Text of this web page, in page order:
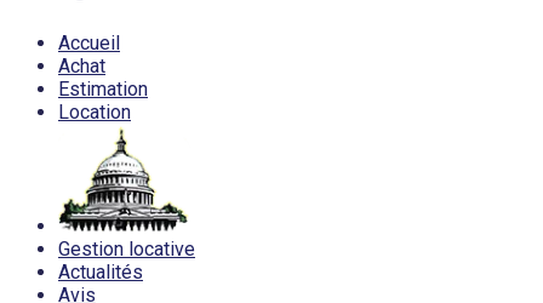
Accueil
Achat
Estimation
Location
Gestion locative
Actualités
Avis